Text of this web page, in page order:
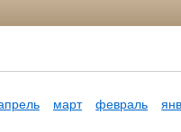
март февраль